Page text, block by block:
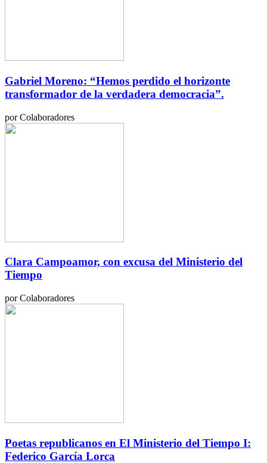
Gabriel Moreno: “Hemos perdido el horizonte
transformador de la verdadera democracia”.
por Colaboradores
Clara Campoamor, con excusa del Ministerio del
Tiempo
por Colaboradores
Poetas republicanos en El Ministerio del Tiempo I:
Federico García Lorca